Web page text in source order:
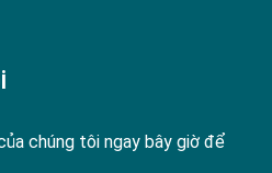
chúng tôi ngay bây giờ để